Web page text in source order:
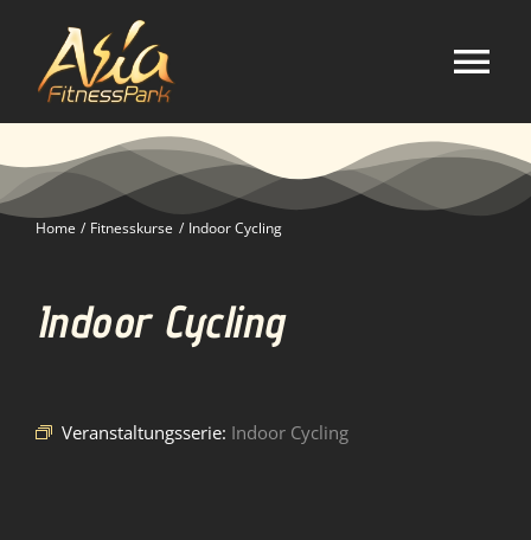
springen
Home
Kurse
Home Fitnesskurse Indoor Cycling
Indoor Cycling
Veranstaltungsserie: Indoor Cycling